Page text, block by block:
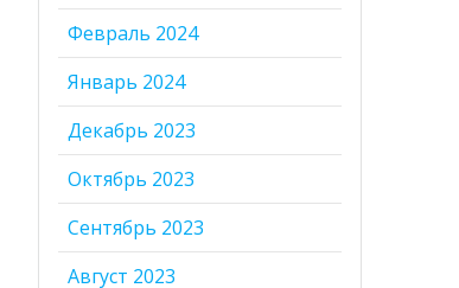
Февраль 2024
Январь 2024
Декабрь 2023
Октябрь 2023
Сентябрь 2023
Август 2023